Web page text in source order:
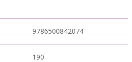
9786500842074
190